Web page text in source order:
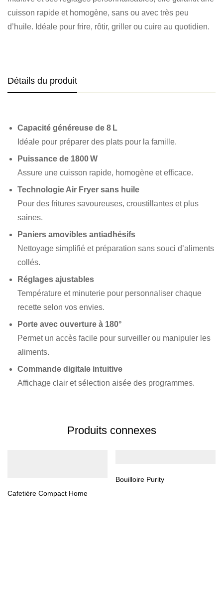
cuisson rapide et homogène, sans ou avec très peu
d’huile. Idéale pour frire, rôtir, griller ou cuire au quotidien.
Détails du produit
Capacité généreuse de 8 L
Idéale pour préparer des plats pour la famille.
Puissance de 1800 W
Assure une cuisson rapide, homogène et efficace.
Technologie Air Fryer sans huile
Pour des fritures savoureuses, croustillantes et plus
saines.
Paniers amovibles antiadhésifs
Nettoyage simplifié et préparation sans souci d’aliments
collés.
Réglages ajustables
Température et minuterie pour personnaliser chaque
recette selon vos envies.
Porte avec ouverture à 180°
Permet un accès facile pour surveiller ou manipuler les
aliments.
Commande digitale intuitive
Affichage clair et sélection aisée des programmes.
Produits connexes
Cafetière Compact Home
Bouilloire Purity